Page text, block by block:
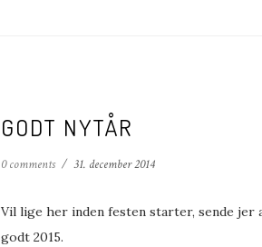
GODT NYTÅR
0 comments / 31. december 2014
Vil lige her inden festen starter, sende
godt 2015.